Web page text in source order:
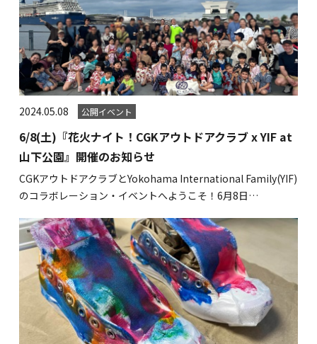
2024.05.08 公開イベント
6/8(土)『花火ナイト！CGKアウトドアクラブ x YIF at
山下公園』開催のお知らせ
CGKアウトドアクラブとYokohama International Family(YIF)
のコラボレーション・イベントへようこそ！6月8日…